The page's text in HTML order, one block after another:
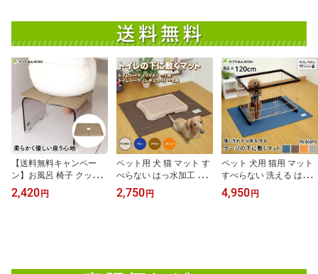
【送料無料キャンペー
ン】お風呂 椅子 クッシ
ョン 浴室 浴用 風呂椅子
水濡れ対応 ブラウン い
2,420円
ペット用 犬 猫 マット す
べらない はっ水加工 56×
70cm 洗える 床暖房対応
トイレ マットトイレの下
2,750円
ペット 犬用 猫用 マット
すべらない 洗える はっ
水加工 86×120cm 床暖房
対応 ケージの下に敷くマ
4,950円